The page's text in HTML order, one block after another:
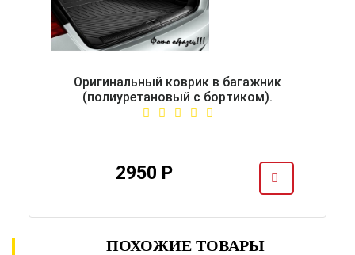
Оригинальный коврик в багажник
(полиуретановый с бортиком).
2950 Р
ПОХОЖИЕ ТОВАРЫ